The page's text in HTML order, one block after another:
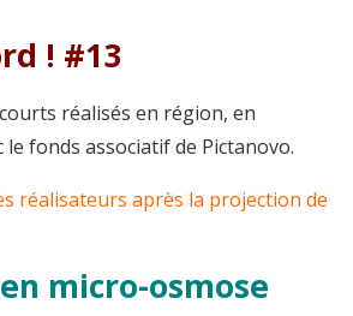
! #13
réalisés en région, en
fonds associatif de Pictanovo.
réalisateurs après la projection de
micro-osmose